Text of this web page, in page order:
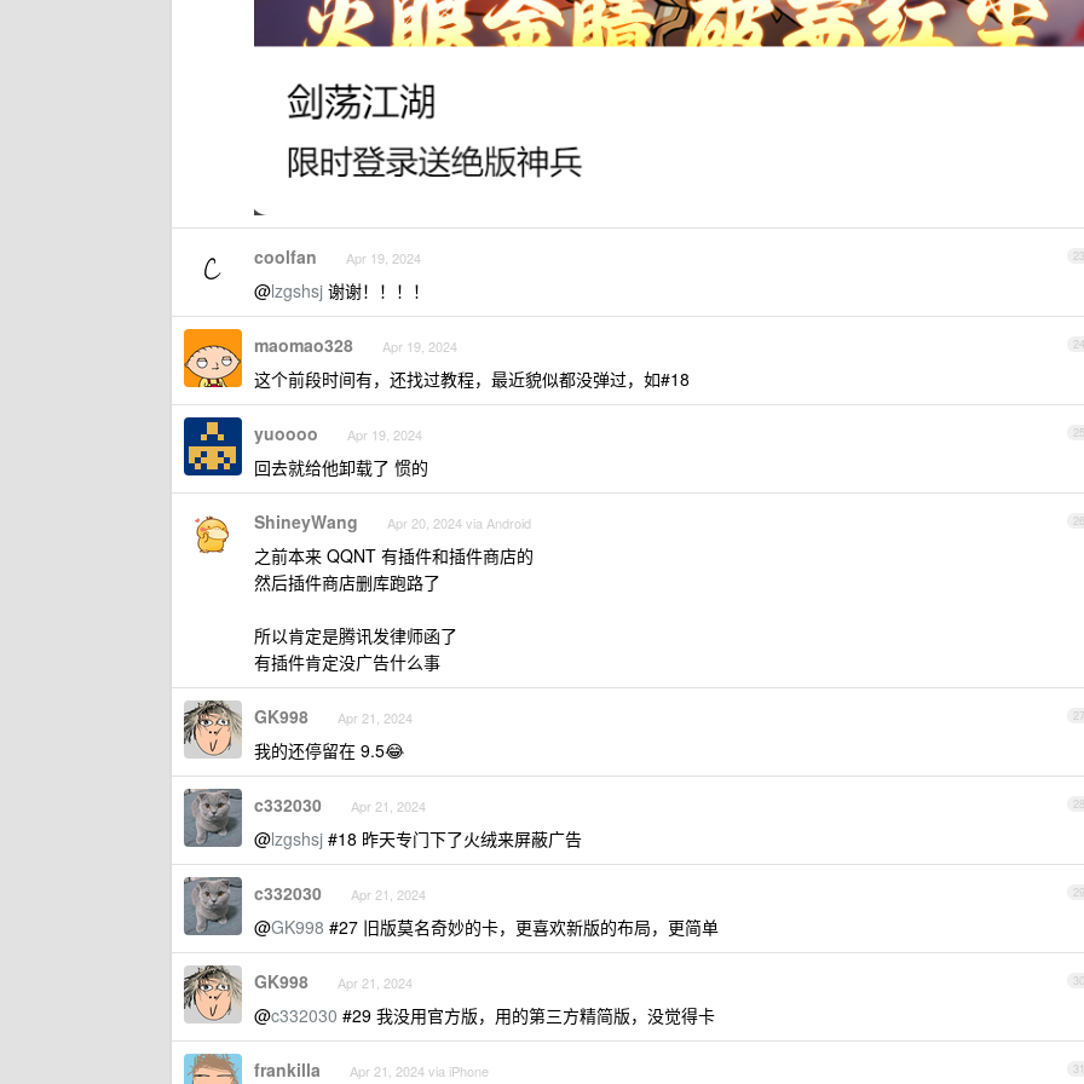
23
coolfan Apr 19, 2024
@lzgshsj 谢谢！！！！
24
maomao328 Apr 19, 2024
这个前段时间有，还找过教程，最近貌似都没弹过，如#18
25
yuoooo Apr 19, 2024
回去就给他卸载了 惯的
26
ShineyWang Apr 20, 2024 via Android
之前本来 QQNT 有插件和插件商店的
然后插件商店删库跑路了
所以肯定是腾讯发律师函了
有插件肯定没广告什么事
27
GK998 Apr 21, 2024
我的还停留在 9.5😂
28
c332030 Apr 21, 2024
@lzgshsj #18 昨天专门下了火绒来屏蔽广告
29
c332030 Apr 21, 2024
@GK998 #27 旧版莫名奇妙的卡，更喜欢新版的布局，更简单
30
GK998 Apr 21, 2024
@c332030 #29 我没用官方版，用的第三方精简版，没觉得卡
31
frankilla Apr 21, 2024 via iPhone